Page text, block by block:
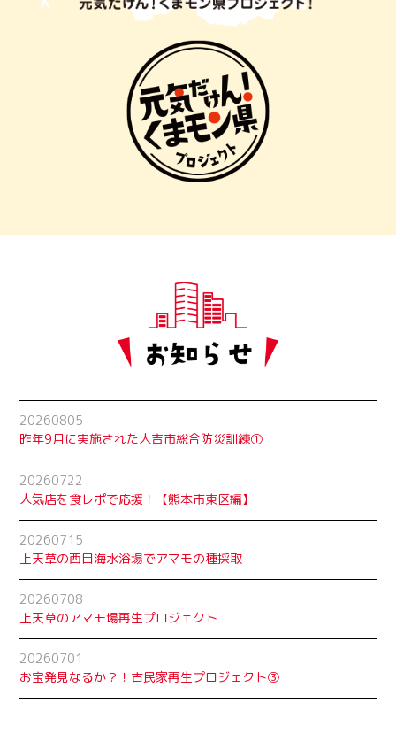
20260805
昨年9月に実施された人吉市総合防災訓練①
20260722
人気店を食レポで応援！【熊本市東区編】
20260715
上天草の西目海水浴場でアマモの種採取
20260708
上天草のアマモ場再生プロジェクト
20260701
お宝発見なるか？！古民家再生プロジェクト➂